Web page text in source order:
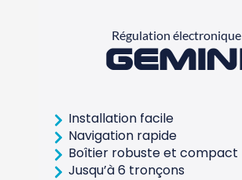
Régulation électronique
Gemini
Installation facile
Navigation rapide
Boîtier robuste et compact
Jusqu’à 6 tronçons